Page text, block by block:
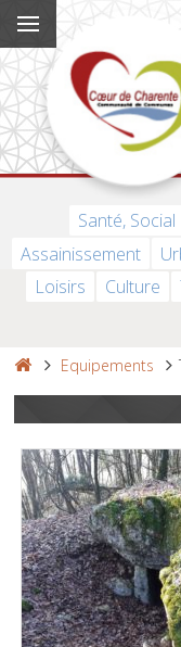
Santé, Social
Assainissement
Loisirs
Culture
Equipements